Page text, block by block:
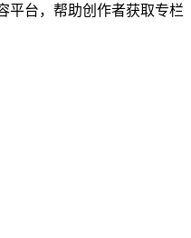
平台，帮助创作者获取专栏